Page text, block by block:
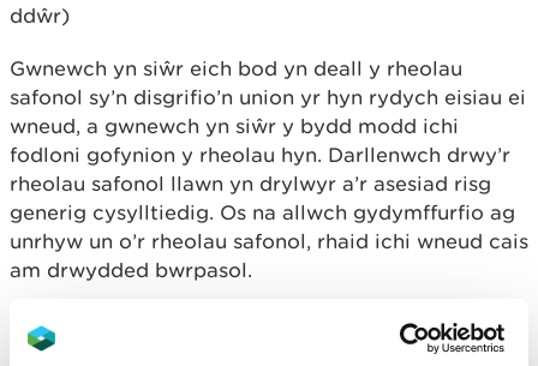
ddŵr)
Gwnewch yn siŵr eich bod yn deall y rheolau
safonol sy’n disgrifio’n union yr hyn rydych eisiau ei
wneud, a gwnewch yn siŵr y bydd modd ichi
fodloni gofynion y rheolau hyn. Darllenwch drwy’r
rheolau safonol llawn yn drylwyr a’r asesiad risg
generig cysylltiedig. Os na allwch gydymffurfio ag
unrhyw un o’r rheolau safonol, rhaid ichi wneud cais
am drwydded bwrpasol.
Mae’r trwyddedau rheolau safonol sydd ar gael a’r
asesiadau risg generig ar gyfer pob un ohonynt, ar